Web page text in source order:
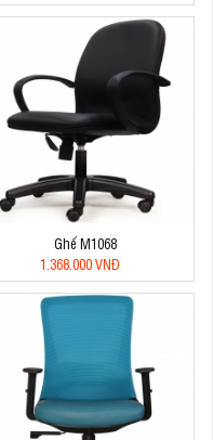
Ghế M1068
1.368.000 VNĐ